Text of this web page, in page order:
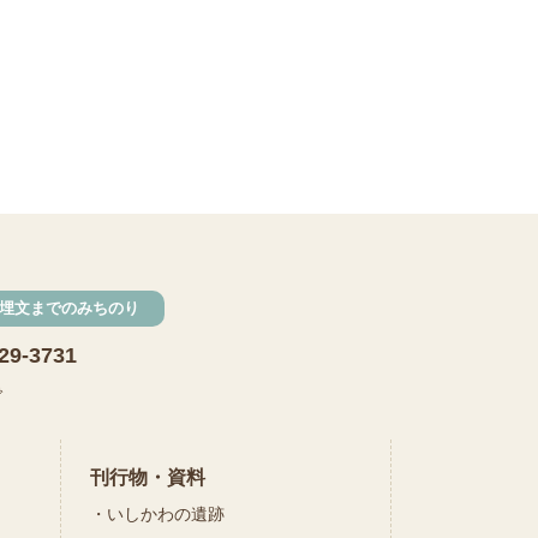
埋文までのみちのり
3731
刊行物・資料
いしかわの遺跡